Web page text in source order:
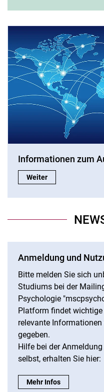
Informationen zum
Informationen zum
Weiter
Anmeldung und
Bitte melden Sie sich
Studiums bei der
Psychologie
Platform findet
relevante
gegeben.
Hilfe bei der
selbst, erhalten Sie hier:
Anmeldung und
Mehr Infos